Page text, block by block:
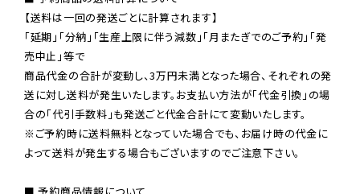
【送料は一回の発送ごとに計算されます】
「延期」「分納」「生産上限に伴う減数」「月またぎでのご予約」「発
売中止」等で
商品代金の合計が変動し、3万円未満となった場合、それぞれの発
送に対し送料が発生いたします。お支払い方法が「代金引換」の場
※ご予約時に送料無料となっていた場合でも、お届け時の代金に
よって送料が発生する場合もございますのでご注意下さい。
■ 予約商品情報について